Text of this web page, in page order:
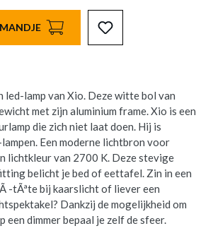
led-lamp van Xio. Deze witte bol van
met zijn aluminium frame. Xio is een
die zich niet laat doen. Hij is
Een moderne lichtbron voor
lichtkleur van 2700 K. Deze stevige
belicht je bed of eettafel. Zin in een
-tÃªte bij kaarslicht of liever een
Dankzij de mogelijkheid om
een dimmer bepaal je zelf de sfeer.